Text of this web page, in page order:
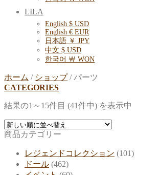
LILA
English $ USD
English € EUR
日本語 ￥ JPY
中文 $ USD
한국어 ￦ WON
ホーム / ショップ /パーツ
CATEGORIES
結果の1～15件目 (41件中) を表示中
商品カテゴリー
レジェンドコレクション (101)
ドール (462)